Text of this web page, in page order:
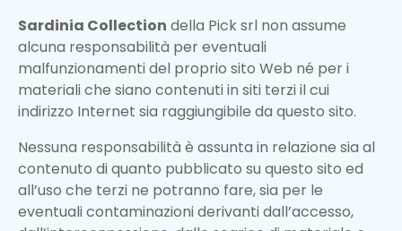
Sardinia Collection della Pick srl non assume
alcuna responsabilità per eventuali
malfunzionamenti del proprio sito Web né per i
materiali che siano contenuti in siti terzi il cui
indirizzo Internet sia raggiungibile da questo sito.
Nessuna responsabilità è assunta in relazione sia al
contenuto di quanto pubblicato su questo sito ed
all’uso che terzi ne potranno fare, sia per le
eventuali contaminazioni derivanti dall’accesso,